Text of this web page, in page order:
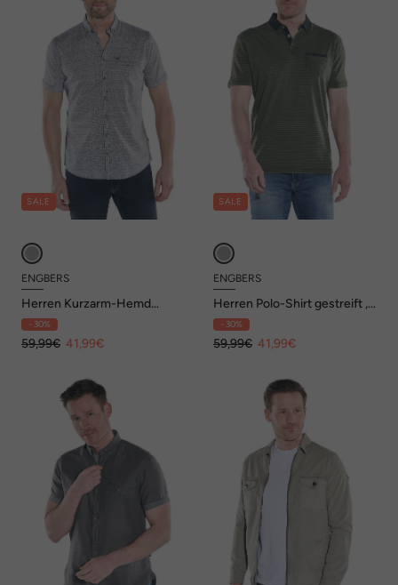
SALE
ENGBERS
Herren Kurzarm-Hemd
regular , Marineblau
- 30%
59,99€ 41,99€
SALE
ENGBERS
Herren Polo-Shirt gestreift ,
Khaki
- 30%
59,99€ 41,99€